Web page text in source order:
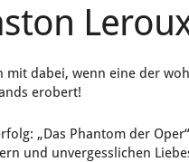
mit dabei, wenn eine der
erobert!
„Das Phantom der
und unvergesslichen